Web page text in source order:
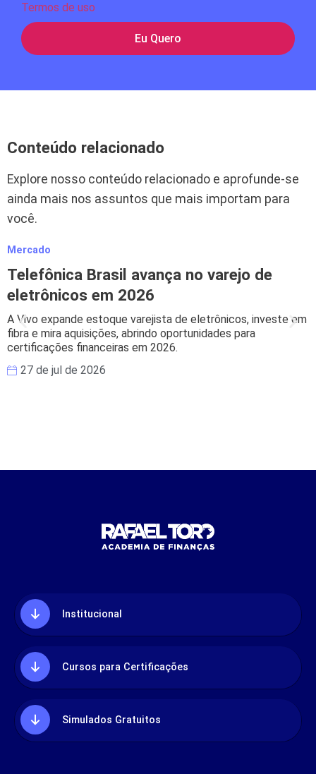
Termos de uso
Eu Quero
Conteúdo relacionado
Explore nosso conteúdo relacionado e aprofunde-se
ainda mais nos assuntos que mais importam para
você.
Mercado
Telefônica Brasil avança no varejo de
eletrônicos em 2026
A Vivo expande estoque varejista de eletrônicos, investe em
fibra e mira aquisições, abrindo oportunidades para
certificações financeiras em 2026.
27 de jul de 2026
Institucional
Cursos para Certificações
Simulados Gratuitos